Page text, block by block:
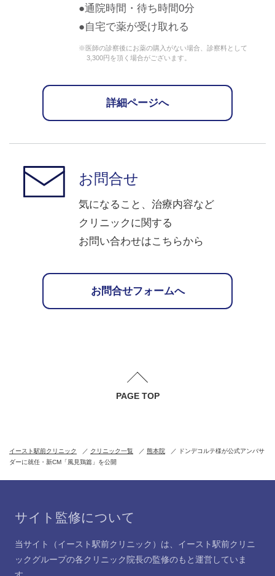
通院時間・待ち時間0分
自宅で薬が受け取れる
※医師の診察後にお薬の購入がない場合、診察料として
3,300円を頂く場合がございます。
詳細ページへ
お問合せ
気になること、治療内容など
クリニックに関する
お問い合わせはこちらから
お問合せフォームへ
PAGE TOP
イースト駅前クリニック クリニック一覧 熊本院
ドンデコルテ様が公式アンバサ
ダーに就任・新CM「風見鶏篇」を公開
サイト監修について
当サイト（イースト駅前クリニック）は、イースト駅前クリニ
ックグループの各クリニック院長の監修のもと運営していま